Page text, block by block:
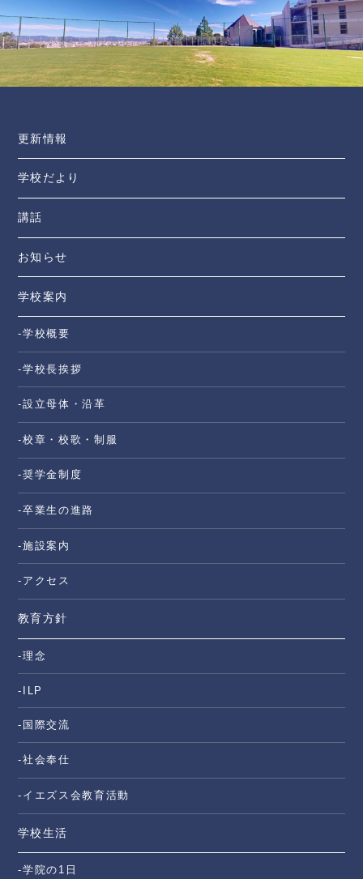
更新情報
学校だより
講話
お知らせ
学校案内
-学校概要
-学校長挨拶
-設立母体・沿革
-校章・校歌・制服
-奨学金制度
-卒業生の進路
-施設案内
-アクセス
教育方針
-理念
-ILP
-国際交流
-社会奉仕
-イエズス会教育活動
学校生活
-学院の1日